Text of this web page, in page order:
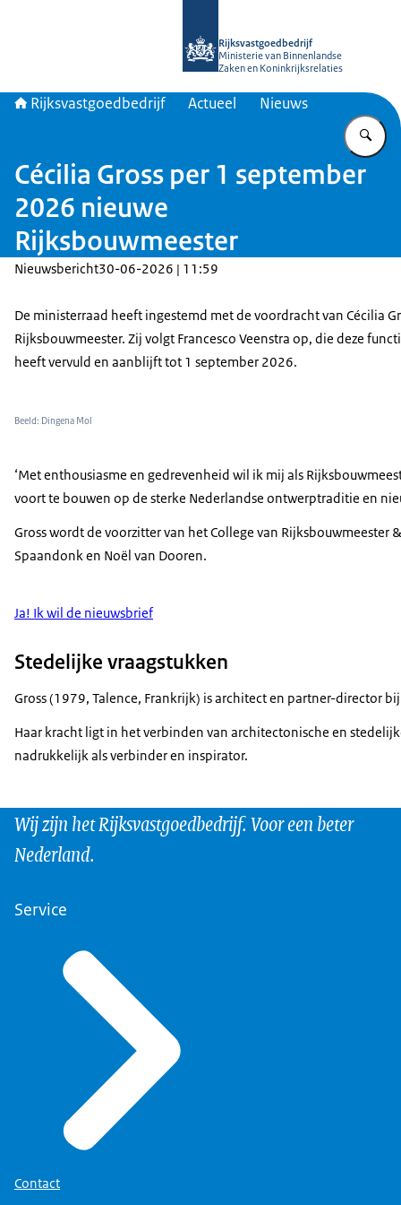
Rijksvastgoedbedrijf
Ministerie van Binnenlandse
Zaken en Koninkrijksrelaties
Rijksvastgoedbedrijf Actueel Nieuws
Cécilia Gross per 1 september
2026 nieuwe
Rijksbouwmeester
Nieuwsbericht30-06-2026 | 11:59
De ministerraad heeft ingestemd met de voordracht van Cécilia
Rijksbouwmeester. Zij volgt Francesco Veenstra op, die deze
heeft vervuld en aanblijft tot 1 september 2026.
Beeld: Dingena Mol
‘Met enthousiasme en gedrevenheid wil ik mij als
voort te bouwen op de sterke Nederlandse ontwerptraditie en
Gross wordt de voorzitter van het College van
Spaandonk en Noël van Dooren.
Ja! Ik wil de nieuwsbrief
Stedelijke vraagstukken
Gross (1979, Talence, Frankrijk) is architect en partner-director
Haar kracht ligt in het verbinden van architectonische en
nadrukkelijk als verbinder en inspirator.
Wij zijn het Rijksvastgoedbedrijf. Voor een beter
Nederland.
Service
Contact